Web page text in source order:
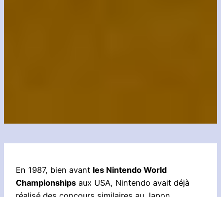
En 1987, bien avant les Nintendo World
Championships aux USA, Nintendo avait déjà